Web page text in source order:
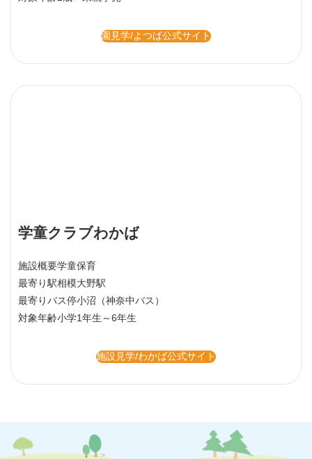
2歳～未就学児
学童クラブわかば
施設概要学童保育
最寄り駅相模大野駅
小学1年生～6年生